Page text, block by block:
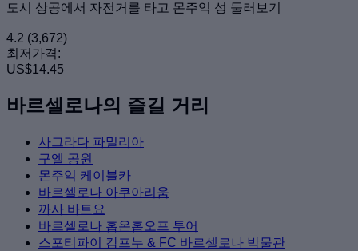
도시 상공에서 자전거를 타고 몬주익 성 둘러보기
4.2 (3,672)
최저가격:
US$14.45
바르셀로나의 즐길 거리
사그라다 파밀리아
구엘 공원
몬주익 케이블카
바르셀로나 아쿠아리움
까사 바트요
바르셀로나 홉온홉오프 투어
스포티파이 캄프누 & FC 바르셀로나 박물관